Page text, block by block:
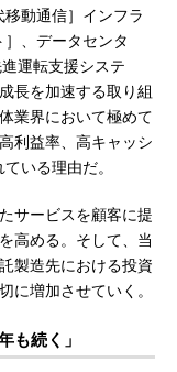
動通信］インフラ
、データセンタ
運転支援システ
長を加速する取り組
業界において極めて
利益率、高キャッシ
いる理由だ。
サービスを顧客に提
高める。そして、当
製造先における投資
に増加させていく。
も続く」